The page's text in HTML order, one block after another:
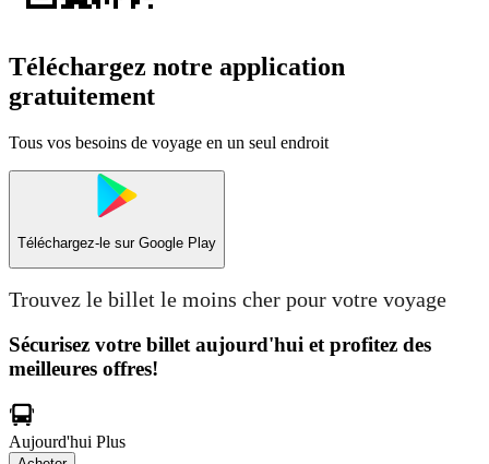
Téléchargez notre application
gratuitement
Tous vos besoins de voyage en un seul endroit
Téléchargez-le sur Google Play
Trouvez le billet le moins cher pour votre voyage
Sécurisez votre billet aujourd'hui et profitez des
meilleures offres!
Aujourd'hui Plus